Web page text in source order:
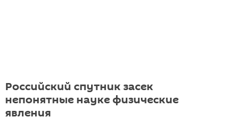
Российский спутник засек
непонятные науке физические
явления